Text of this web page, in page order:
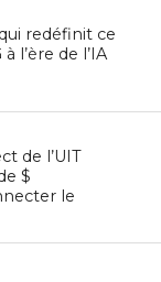
redéfinit ce
l’ère de l’IA
de l’UIT
$
le